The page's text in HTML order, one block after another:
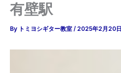
有壁駅
By トミヨシギター教室 / 2025年2月20日